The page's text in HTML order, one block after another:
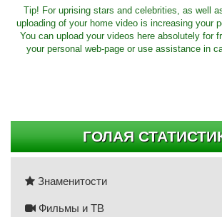
Tip! For uprising stars and celebrities, as well
uploading of your home video is increasing your
You can upload your videos here absolutely for
your personal web-page or use assistance in
ГОЛАЯ
Знаменитости
Фильмы и ТВ